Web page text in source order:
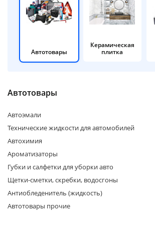
Автотовары
Керамическая
плитка
Автотовары
Автоэмали
Технические жидкости для автомобилей
Автохимия
Ароматизаторы
Губки и салфетки для уборки авто
Щетки-сметки, скребки, водосгоны
Антиобледенитель (жидкость)
Автотовары прочие